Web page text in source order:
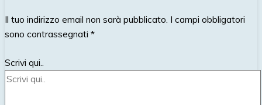
Il tuo indirizzo email non sarà pubblicato. I campi obbligatori
sono contrassegnati *
Scrivi qui..